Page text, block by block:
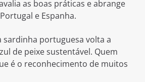
as boas práticas e abrange
e Espanha.
sardinha portuguesa volta a
de peixe sustentável. Quem
é o reconhecimento de muitos